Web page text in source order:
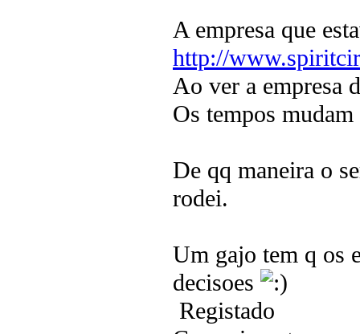
A empresa que
http://
Ao ver a empresa
Os tempos
De qq maneira o
rodei.
Um gajo tem q os
decisoes
Registado